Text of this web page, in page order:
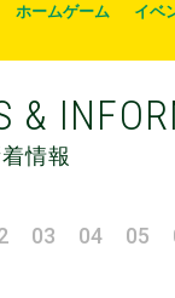
ホームゲーム
イベ
&
情報
03 04 05